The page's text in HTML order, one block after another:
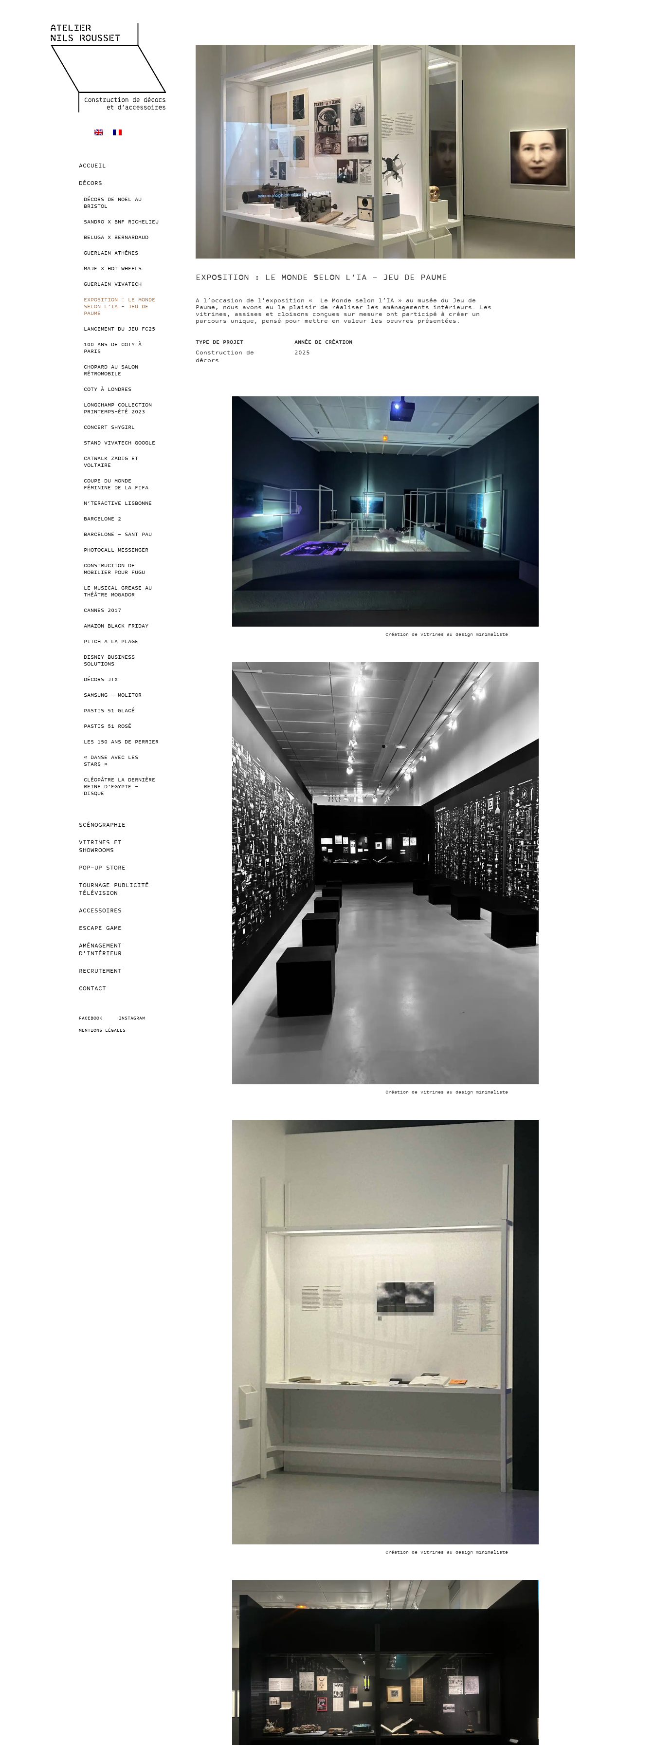
ACCUEIL
DÉCORS
DÉCORS DE NOËL AU
BRISTOL
SANDRO X BNF RICHELIEU
BELUGA X BERNARDAUD
GUERLAIN ATHÈNES
MAJE X HOT WHEELS
GUERLAIN VIVATECH
EXPOSITION : LE MONDE
SELON L’IA – JEU DE
PAUME
LANCEMENT DU JEU FC25
100 ANS DE COTY À
PARIS
CHOPARD AU SALON
RÉTROMOBILE
COTY À LONDRES
LONGCHAMP COLLECTION
PRINTEMPS-ÉTÉ 2023
CONCERT SHYGIRL
STAND VIVATECH GOOGLE
CATWALK ZADIG ET
VOLTAIRE
COUPE DU MONDE
FÉMININE DE LA FIFA
N’TERACTIVE LISBONNE
BARCELONE 2
BARCELONE – SANT PAU
PHOTOCALL MESSENGER
CONSTRUCTION DE
MOBILIER POUR FUGU
LE MUSICAL GREASE AU
THÉÂTRE MOGADOR
CANNES 2017
AMAZON BLACK FRIDAY
PITCH A LA PLAGE
DISNEY BUSINESS
SOLUTIONS
DÉCORS JTX
SAMSUNG – MOLITOR
PASTIS 51 GLACÉ
PASTIS 51 ROSÉ
LES 150 ANS DE PERRIER
« DANSE AVEC LES
STARS »
CLÉOPÂTRE LA DERNIÈRE
REINE D’EGYPTE –
DISQUE
SCÉNOGRAPHIE
VITRINES ET
SHOWROOMS
POP-UP STORE
TOURNAGE PUBLICITÉ
TÉLÉVISION
ACCESSOIRES
ESCAPE GAME
AMÉNAGEMENT
D’INTÉRIEUR
RECRUTEMENT
CONTACT
FACEBOOK
INSTAGRAM
MENTIONS LÉGALES
EXPOSITION : LE MONDE SELON L’IA – JEU DE PAUME
A l’occasion de l’exposition « Le Monde selon l’IA » au musée du Jeu de
Paume, nous avons eu le plaisir de réaliser les aménagements intérieurs. Les
vitrines, assises et cloisons conçues sur mesure ont participé à créer un
parcours unique, pensé pour mettre en valeur les oeuvres présentées.
TYPE DE PROJET
Construction de
décors
ANNÉE DE CRÉATION
2025
Création de vitrines au design minimaliste
Création de vitrines au design minimaliste
Création de vitrines au design minimaliste